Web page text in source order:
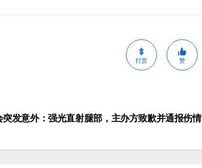
打赏 赞
发意外：强光直射腿部，主办方致歉并通报伤情